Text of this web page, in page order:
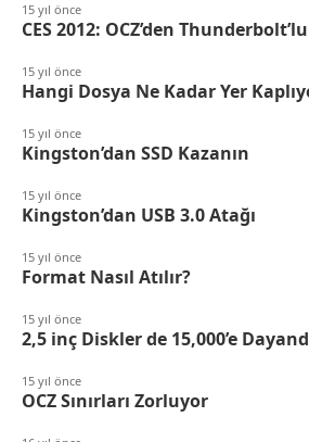
15 yıl önce
CES 2012: OCZ’den Thunderbolt’lu
15 yıl önce
Hangi Dosya Ne Kadar Yer
15 yıl önce
Kingston’dan SSD Kazanın
15 yıl önce
Kingston’dan USB 3.0 Atağı
15 yıl önce
Format Nasıl Atılır?
15 yıl önce
2,5 inç Diskler de 15,000’e
15 yıl önce
OCZ Sınırları Zorluyor